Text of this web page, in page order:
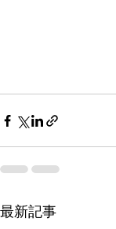
最新記事